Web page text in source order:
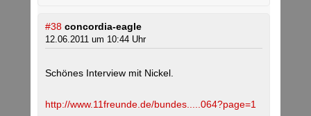
#38 concordia-eagle
12.06.2011 um 10:44 Uhr
Schönes Interview mit Nickel.
http://www.11freunde.de/bundes.....064?page=1